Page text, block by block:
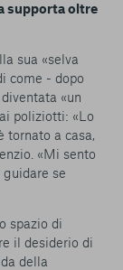
supporta oltre
sua «selva
come - dopo
«un
poliziotti: «Lo
tornato a casa,
«Mi sento
se
spazio di
il desiderio di
della